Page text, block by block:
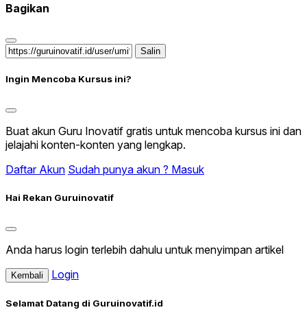
Bagikan
Salin
Ingin Mencoba Kursus ini?
Buat akun Guru Inovatif gratis untuk mencoba kursus ini dan
jelajahi konten-konten yang lengkap.
Daftar Akun Sudah punya akun ? Masuk
Hai Rekan Guruinovatif
Anda harus login terlebih dahulu untuk menyimpan artikel
Kembali Login
Selamat Datang di Guruinovatif.id